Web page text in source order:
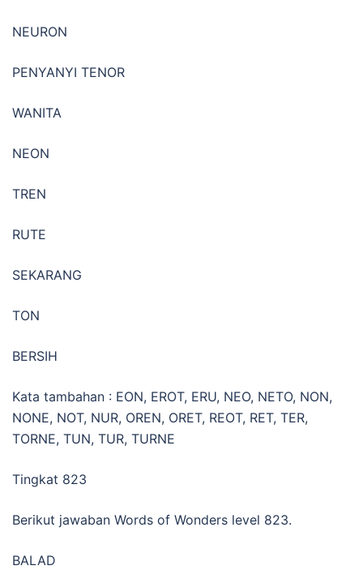
NEURON
PENYANYI TENOR
WANITA
NEON
TREN
RUTE
SEKARANG
TON
BERSIH
Kata tambahan : EON, EROT, ERU, NEO, NETO, NON,
NONE, NOT, NUR, OREN, ORET, REOT, RET, TER,
TORNE, TUN, TUR, TURNE
Tingkat 823
Berikut jawaban Words of Wonders level 823.
BALAD